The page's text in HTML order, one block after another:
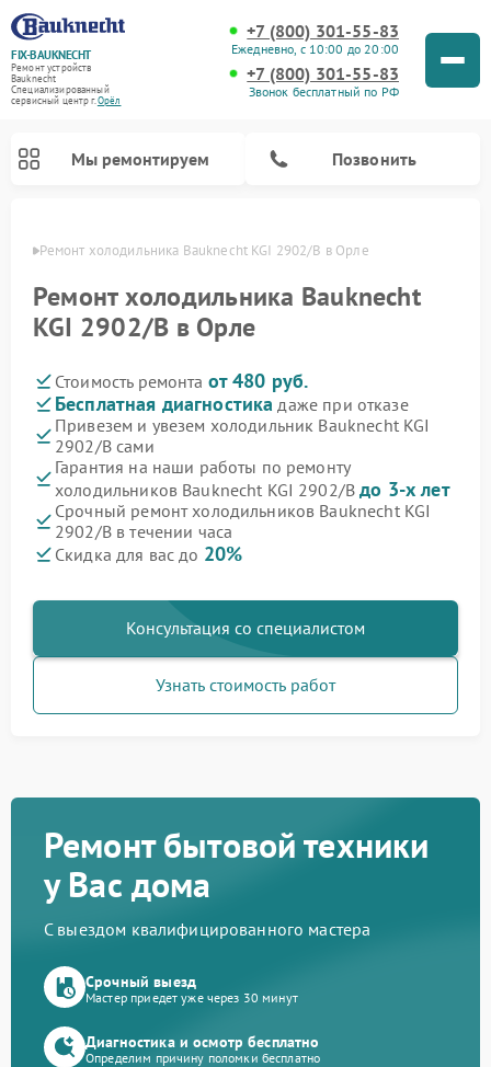
FIX-BAUKNECHT
Ремонт устройств
Bauknecht
Специализированный
cервисный центр г.Орёл
+7 (800) 301-55-83
Ежедневно, с 10:00 до 20:00
+7 (800) 301-55-83
Звонок бесплатный по РФ
Мы ремонтируем Позвонить
Ремонт холодильника Bauknecht KGI 2902/B в Орле
Ремонт холодильника Bauknecht
KGI 2902/B в Орле
Стоимость ремонта от 480 руб.
Бесплатная диагностика даже при отказе
Привезем и увезем холодильник Bauknecht KGI
2902/B сами
Гарантия на наши работы по ремонту
холодильников Bauknecht KGI 2902/Bдо 3-х лет
Срочный ремонт холодильников Bauknecht KGI
2902/B в течении часа
Скидка для вас до 20%
Консультация со специалистом
Узнать стоимость работ
Ремонт бытовой техники
у Вас дома
С выездом квалифицированного мастера
Срочный выезд
Мастер приедет уже через 30 минут
Диагностика и осмотр бесплатно
Определим причину поломки бесплатно